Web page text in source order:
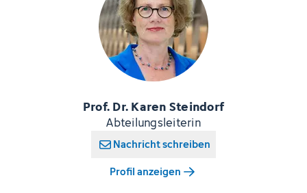
Prof. Dr. Karen Steindorf
Abteilungsleiterin
Nachricht schreiben
Profil anzeigen